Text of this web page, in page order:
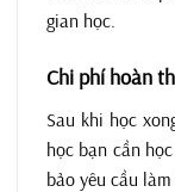
gian học.
Chi phí hoàn
Sau khi học
học bạn cần
bảo yêu cầu